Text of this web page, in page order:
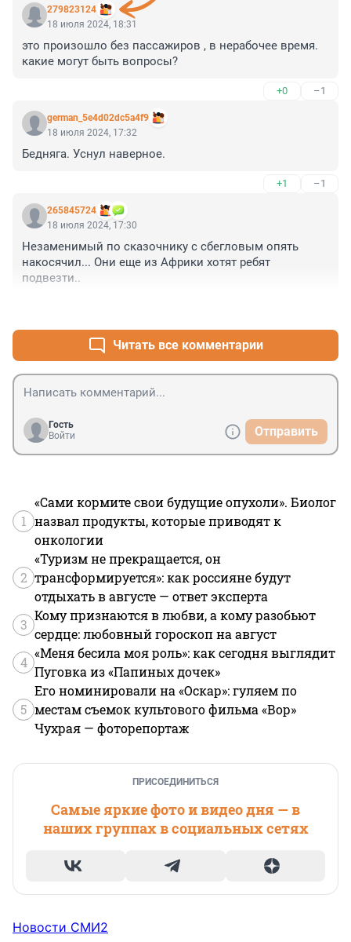
279823124
18 июля 2024, 18:31
это произошло без пассажиров , в нерабочее время.
какие могут быть вопросы?
+0 –1
german_5e4d02dc5a4f9
18 июля 2024, 17:32
Бедняга. Уснул наверное.
+1 –1
265845724
18 июля 2024, 17:30
Незаменимый по сказочнику с сбегловым опять
накосячил... Они еще из Африки хотят ребят
подвезти..
Читать все комментарии
Гость
Войти
Отправить
1
«Сами кормите свои будущие опухоли». Биолог
назвал продукты, которые приводят к
онкологии
2
«Туризм не прекращается, он
трансформируется»: как россияне будут
отдыхать в августе — ответ эксперта
3
Кому признаются в любви, а кому разобьют
сердце: любовный гороскоп на август
4
«Меня бесила моя роль»: как сегодня выглядит
Пуговка из «Папиных дочек»
5
Его номинировали на «Оскар»: гуляем по
местам съемок культового фильма «Вор»
Чухрая — фоторепортаж
ПРИСОЕДИНИТЬСЯ
Самые яркие фото и видео дня — в
наших группах в социальных сетях
Новости СМИ2